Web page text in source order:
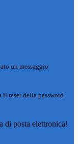
un messaggio
il reset della password
di posta elettronica!